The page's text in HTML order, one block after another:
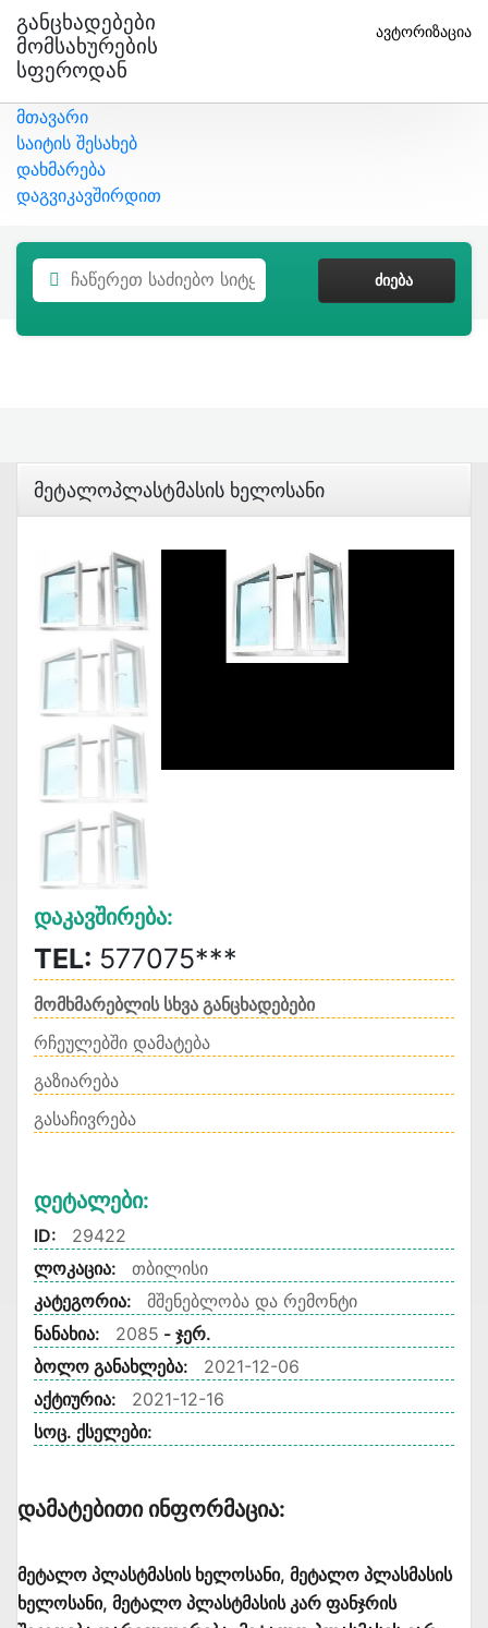
Განცხადებები
Მომსახურების
Სფეროდან
ავტორიზაცია
მთავარი
საიტის შესახებ
დახმარება
დაგვიკავშირდით
ᲫᲘᲔᲑᲐ
Მეტალოპლასტმასის Ხელოსანი
Დაკავშირება:
TEL: 577075***
მომხმარებლის სხვა განცხადებები
რჩეულებში დამატება
გაზიარება
გასაჩივრება
Დეტალები:
ID:
29422
ლოკაცია:
თბილისი
კატეგორია:
მშენებლობა და რემონტი
ნანახია:
2085 - ჯერ.
ბოლო განახლება:
2021-12-06
აქტიურია:
2021-12-16
სოც. ქსელები:
Დამატებითი Ინფორმაცია:
მეტალო პლასტმასის ხელოსანი, მეტალო პლასმასის
ხელოსანი, მეტალო პლასტმასის კარ ფანჯრის